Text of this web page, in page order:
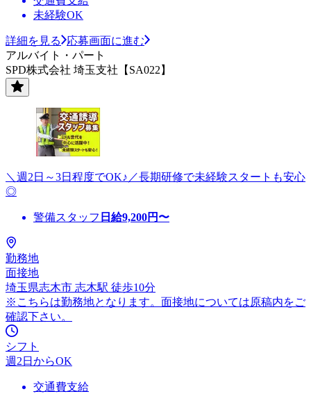
未経験OK
詳細を見る
応募画面に進む
アルバイト・パート
SPD株式会社 埼玉支社【SA022】
＼週2日～3日程度でOK♪／長期研修で未経験スタートも安心
◎
警備スタッフ 日給9,200円〜
勤務地
面接地
埼玉県志木市 志木駅 徒歩10分
※こちらは勤務地となります。面接地については原稿内をご
確認下さい。
シフト
週2日からOK
交通費支給